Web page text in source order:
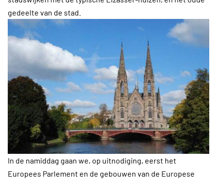
gedeelte van de stad.
In de namiddag gaan we, op uitnodiging, eerst het
Europees Parlement en de gebouwen van de Europese